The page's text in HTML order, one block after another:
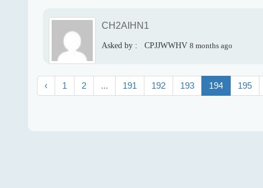
CH2AIHN1
Asked by : CPJJWWHV 8 months ago
‹ 1 2 ... 191 192 193 194 195